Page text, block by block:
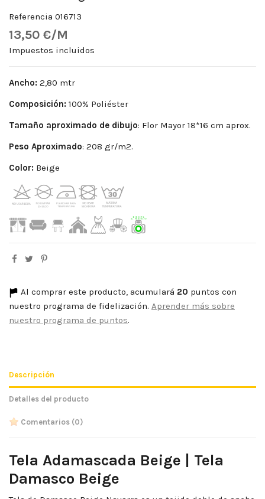
Referencia 016713
13,50 €/M
Impuestos incluidos
Ancho: 2,80 mtr
Composición: 100% Poliéster
Tamaño aproximado de dibujo: Flor Mayor 18*16 cm aprox.
Peso Aproximado: 208 gr/m2.
Color: Beige
Al comprar este producto, acumulará 20 puntos con
nuestro programa de fidelización. Aprender más sobre
nuestro programa de puntos.
Descripción
Detalles del producto
Comentarios (0)
Tela Adamascada Beige | Tela
Damasco Beige